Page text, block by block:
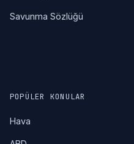
Savunma Sözlüğü
POPÜLER KONULAR
Hava